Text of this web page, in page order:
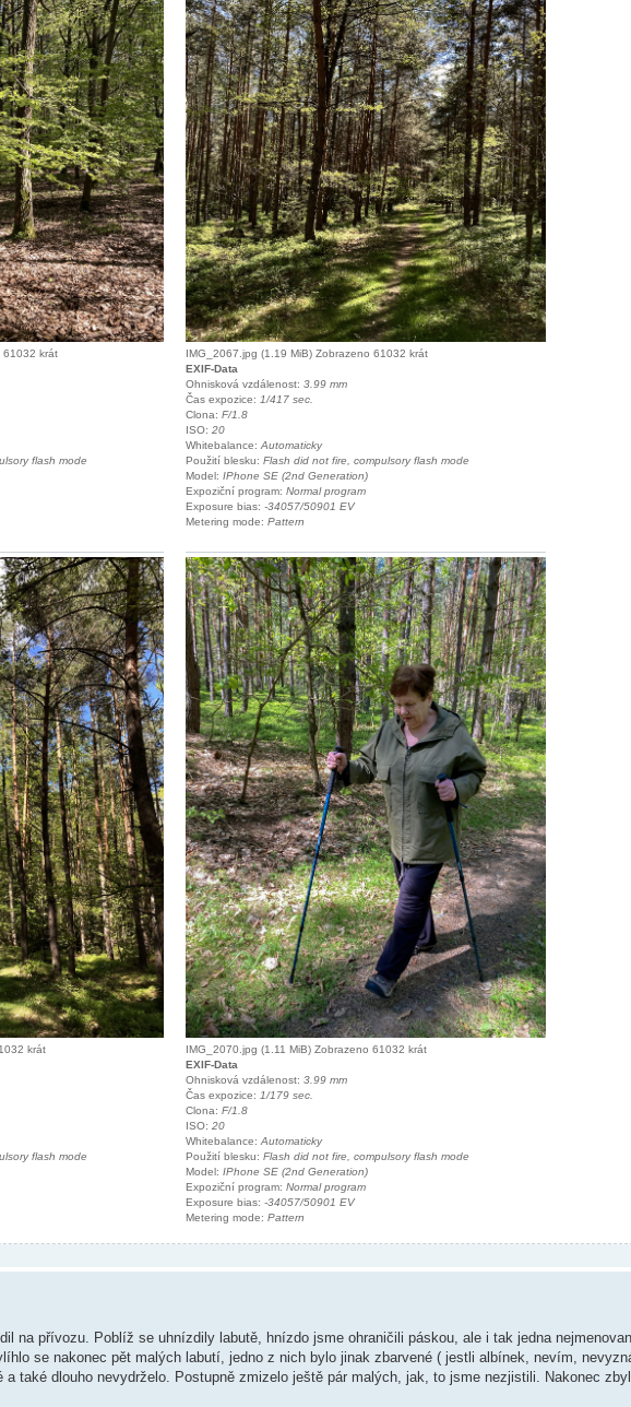
61032 krát
flash mode
IMG_2067.jpg (1.19 MiB) Zobrazeno 61032 krát
EXIF-Data
Ohnisková vzdálenost: 3.99 mm
Čas expozice: 1/417 sec.
Clona: F/1.8
ISO: 20
Whitebalance: Automaticky
Použití blesku: Flash did not fire, compulsory flash mode
Model: IPhone SE (2nd Generation)
Expoziční program: Normal program
Exposure bias: -34057/50901 EV
Metering mode: Pattern
krát
flash mode
IMG_2070.jpg (1.11 MiB) Zobrazeno 61032 krát
EXIF-Data
Ohnisková vzdálenost: 3.99 mm
Čas expozice: 1/179 sec.
Clona: F/1.8
ISO: 20
Whitebalance: Automaticky
Použití blesku: Flash did not fire, compulsory flash mode
Model: IPhone SE (2nd Generation)
Expoziční program: Normal program
Exposure bias: -34057/50901 EV
Metering mode: Pattern
na přívozu. Poblíž se uhnízdily labutě, hnízdo jsme ohraničili páskou, ale i tak jedna
se nakonec pět malých labutí, jedno z nich bylo jinak zbarvené ( jestli albínek, nevím,
také dlouho nevydrželo. Postupně zmizelo ještě pár malých, jak, to jsme nezjistili. Nakonec